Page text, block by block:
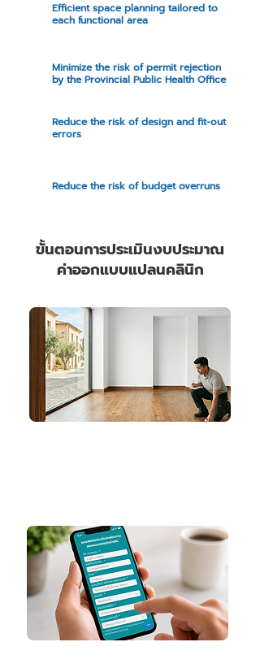
Efficient space planning tailored to
each functional area
Minimize the risk of permit rejection
by the Provincial Public Health Office
Reduce the risk of design and fit-out
errors
Reduce the risk of budget overruns
ขั้นตอนการประเมินงบประมาณ
ค่าออกแบบแปลนคลินิก